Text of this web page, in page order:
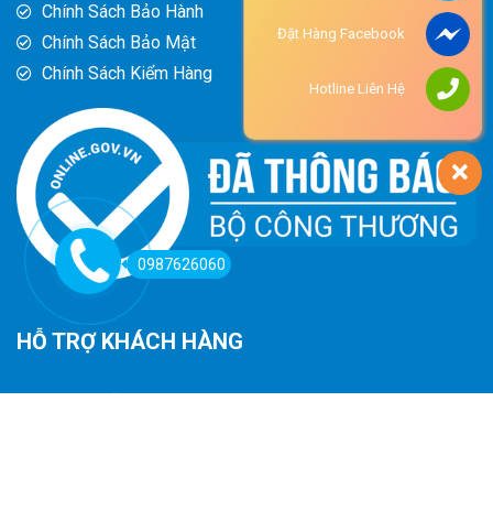
Chính Sách Bảo Hành
Chính Sách Bảo Mật
Chính Sách Kiểm Hàng
HỖ TRỢ KHÁCH HÀNG
0987626060
Đặt Hàng Facebook
Hotline Liên Hệ